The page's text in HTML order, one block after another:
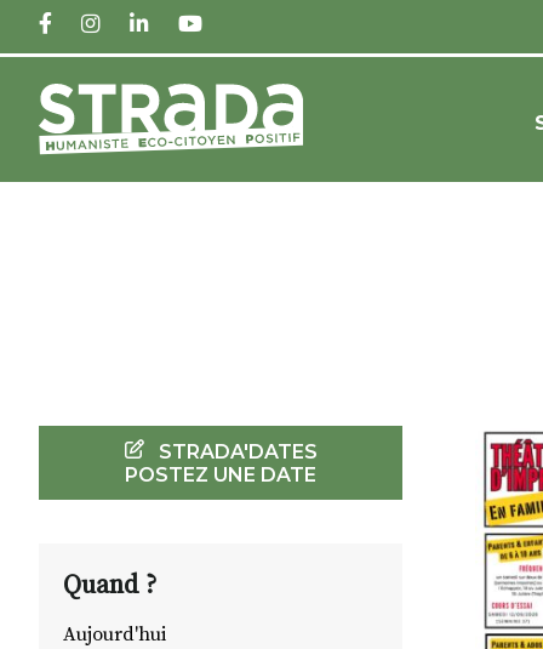
FACEBOOKINSTAGRAM
LINKEDINYOUTUBE
STRADA'DATES
POSTEZ UNE DATE
Quand ?
Aujourd'hui